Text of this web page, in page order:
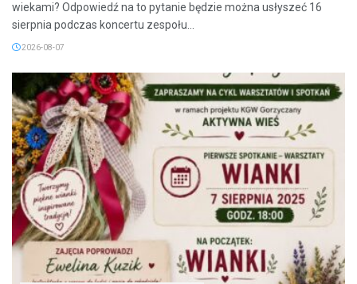
wiekami? Odpowiedź na to pytanie będzie można usłyszeć 16
sierpnia podczas koncertu zespołu...
2026-08-07